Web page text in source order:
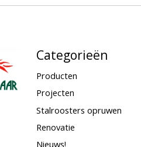
Categorieën
Producten
Projecten
Stalroosters opruwen
Renovatie
Nieuws!